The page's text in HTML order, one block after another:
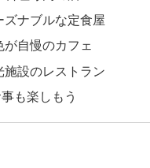
ズナブルな定食屋
が自慢のカフェ
施設のレストラン
も楽しもう